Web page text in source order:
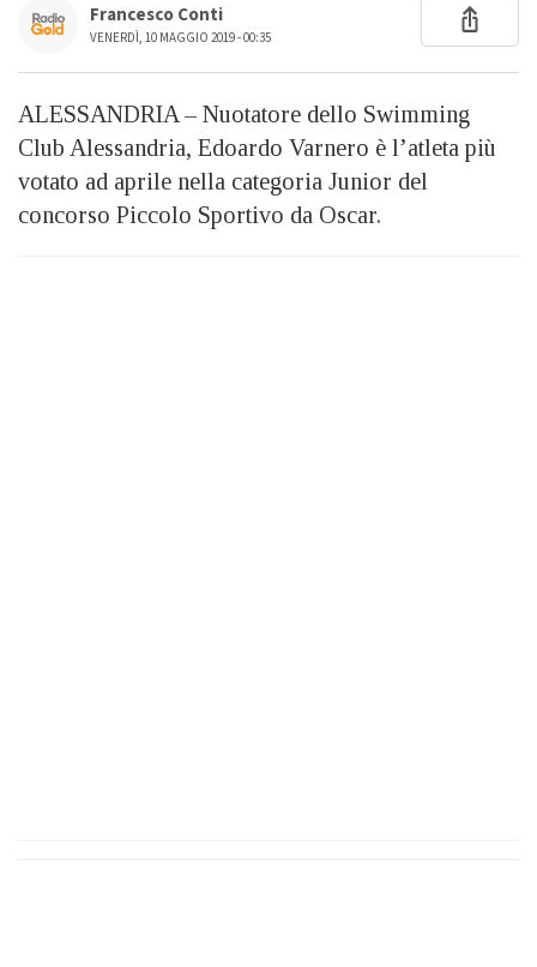
Francesco Conti
VENERDÌ, 10 MAGGIO 2019 - 00:35
ALESSANDRIA – Nuotatore dello Swimming
Club Alessandria, Edoardo Varnero è l’atleta più
votato ad aprile nella categoria Junior del
concorso Piccolo Sportivo da Oscar.